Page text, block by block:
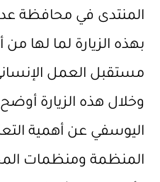
المنتدى في محافظة
بهذه الزيارة لما لها
مستقبل العمل
وخلال هذه الزيارة
اليوسفي عن أهمية
المنظمة ومنظمات